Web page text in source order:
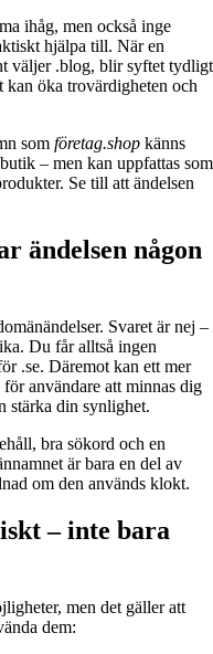
ihåg, men också inge
hjälpa till. När en
väljer .blog, blir syftet tydligt
kan öka trovärdigheten och
som företag.shop känns
– men kan uppfattas som
Se till att ändelsen
ändelsen någon
Svaret är nej –
Du får alltså ingen
.se. Däremot kan ett mer
användare att minnas dig
stärka din synlighet.
bra sökord och en
är bara en del av
om den används klokt.
– inte bara
men det gäller att
dem: